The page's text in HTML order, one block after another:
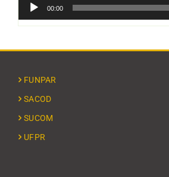
00:00
FUNPAR
SACOD
SUCOM
UFPR